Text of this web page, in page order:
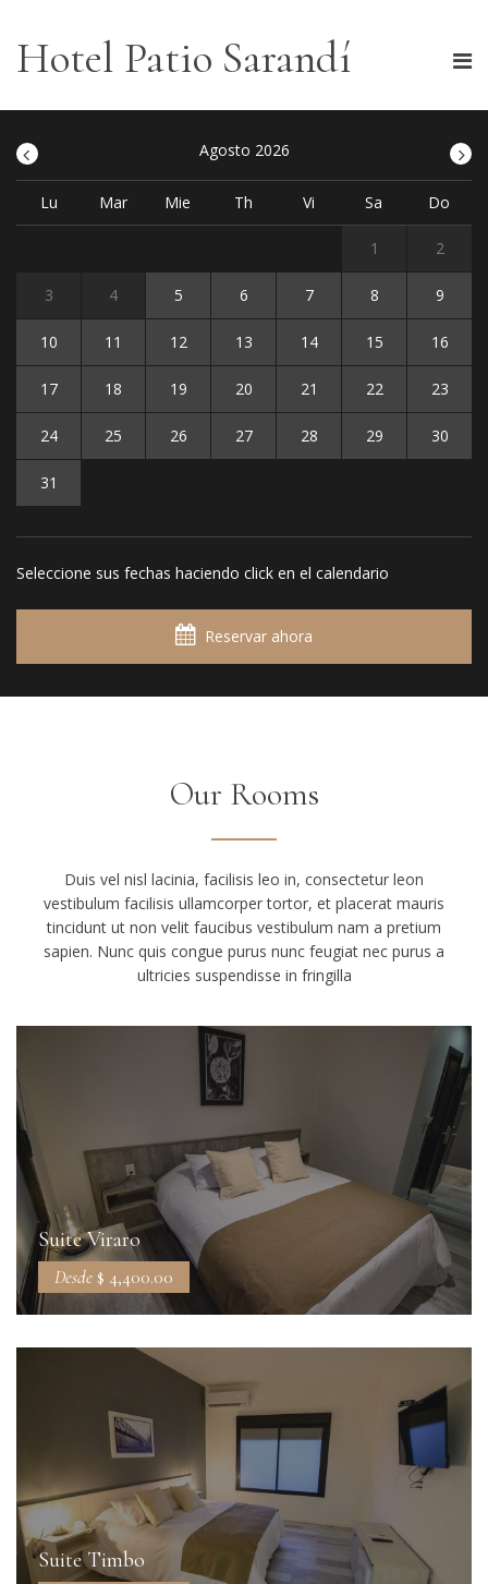
Hotel Patio Sarandí
< >
Agosto 2026
Lu Mar Mie Th Vi Sa Do
1 2
3 4 5 6 7 8 9
10 11 12 13 14 15 16
17 18 19 20 21 22 23
24 25 26 27 28 29 30
31
Seleccione sus fechas haciendo click en el calendario
Reservar ahora
Our Rooms
Duis vel nisl lacinia, facilisis leo in, consectetur leon
vestibulum facilisis ullamcorper tortor, et placerat mauris
tincidunt ut non velit faucibus vestibulum nam a pretium
sapien. Nunc quis congue purus nunc feugiat nec purus a
ultricies suspendisse in fringilla
Suite Viraro
Desde$ 4,400.00
Suite Timbo